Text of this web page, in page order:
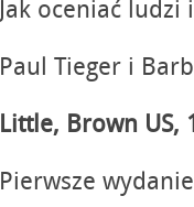
Jak oceniać
Paul Tieger i
Little, Brown US,
Pierwsze